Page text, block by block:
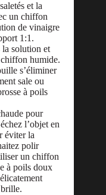
et la
un chiffon
de vinaigre
1:1.
solution et
chiffon humide.
s’éliminer
sale ou
à poils
pour
l’objet en
éviter la
polir
un chiffon
à poils doux